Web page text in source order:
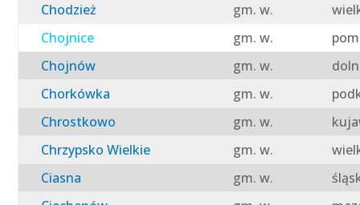
Chodzież
gm. w.
Chojnice
gm. w.
Chojnów
gm. w.
Chorkówka
gm. w.
Chrostkowo
gm. w.
Chrzypsko Wielkie
gm. w.
Ciasna
gm. w.